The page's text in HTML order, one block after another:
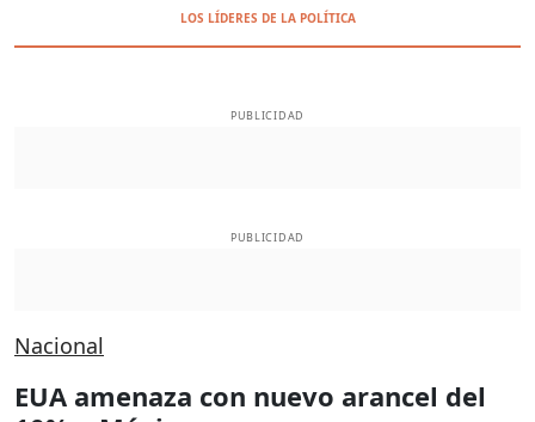
LOS LÍDERES DE LA POLÍTICA
PUBLICIDAD
PUBLICIDAD
Nacional
EUA amenaza con nuevo arancel del